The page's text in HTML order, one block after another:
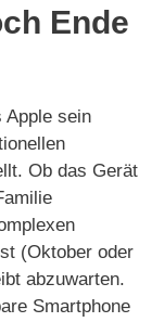
Ende
Apple sein
Ob das Gerät
(Oktober oder
abzuwarten.
Smartphone